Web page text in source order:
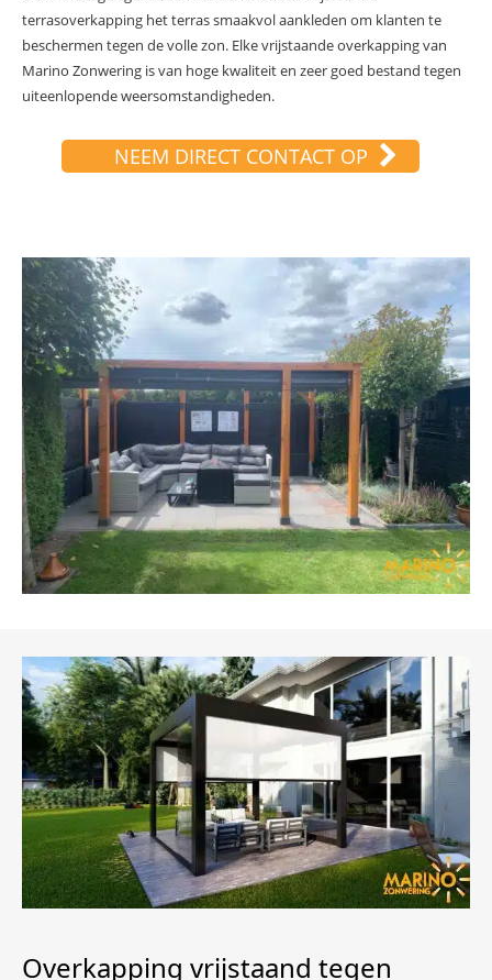
terrasoverkapping het terras smaakvol aankleden om klanten te
beschermen tegen de volle zon. Elke vrijstaande overkapping van
Marino Zonwering is van hoge kwaliteit en zeer goed bestand tegen
uiteenlopende weersomstandigheden.
NEEM DIRECT CONTACT OP
Overkapping vrijstaand tegen